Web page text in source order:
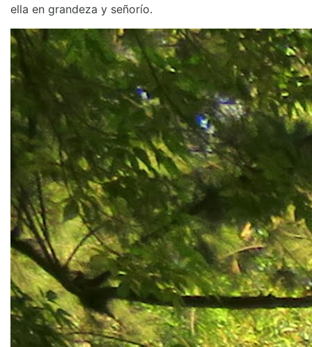
ella en grandeza y señorío.